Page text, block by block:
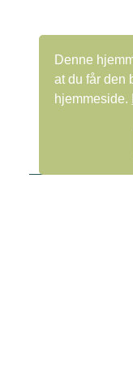
Denne
at du får den
hjemmeside.